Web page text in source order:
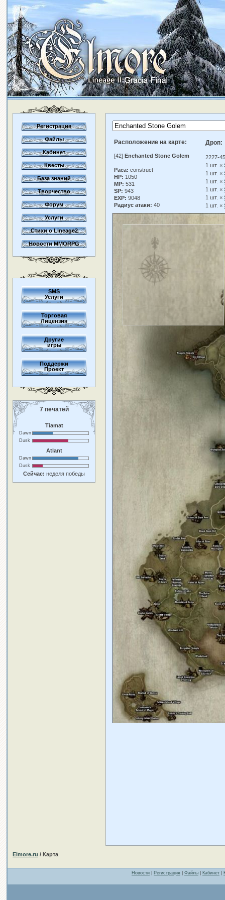
Регистрация
Файлы
Кабинет
Квесты
База знаний
Творчество
Форум
Услуги
Стихи о Lineage2
Новости MMORPG
SMS
Услуги
Торговая
Лицензия
Другие
игры
Поддержи
Проект
7 печатей
Tiamat
Dawn
Dusk
Atlant
Dawn
Dusk
Сейчас: неделя победы
Расположение на карте:
[42] Enchanted Stone Golem
Раса: construct
HP: 1050
MP: 531
SP: 943
EXP: 9048
Радиус атаки: 40
Дроп:
2227-
1 шт. ×
1 шт. ×
1 шт. ×
1 шт. ×
1 шт. ×
1 шт. ×
Elmore.ru / Карта
Новости Регистрация Файлы Кабинет